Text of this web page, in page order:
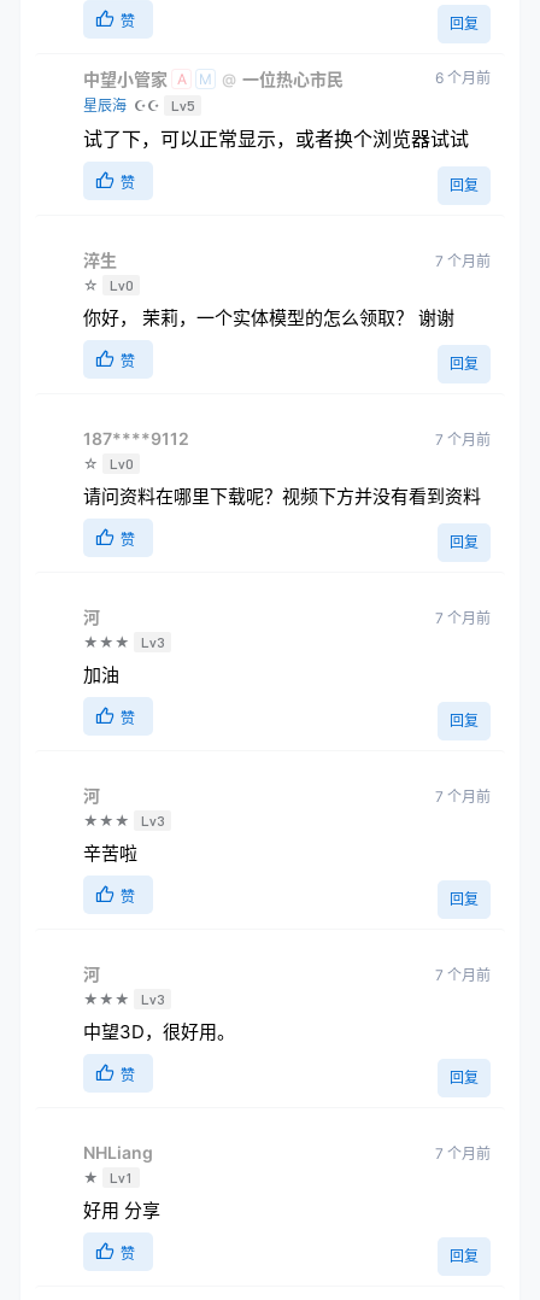
赞 回复
中望小管家 A M @ 一位热心市民
星辰海 ☪☪ Lv5
6 个月前
试了下，可以正常显示，或者换个浏览器试试
赞 回复
淬生
☆ Lv0
7 个月前
你好， 茉莉，一个实体模型的怎么领取？ 谢谢
赞 回复
187****9112
☆ Lv0
7 个月前
请问资料在哪里下载呢？视频下方并没有看到资料
赞 回复
河
★★★ Lv3
7 个月前
加油
赞 回复
河
★★★ Lv3
7 个月前
辛苦啦
赞 回复
河
★★★ Lv3
7 个月前
中望3D，很好用。
赞 回复
NHLiang
★ Lv1
7 个月前
好用 分享
赞 回复